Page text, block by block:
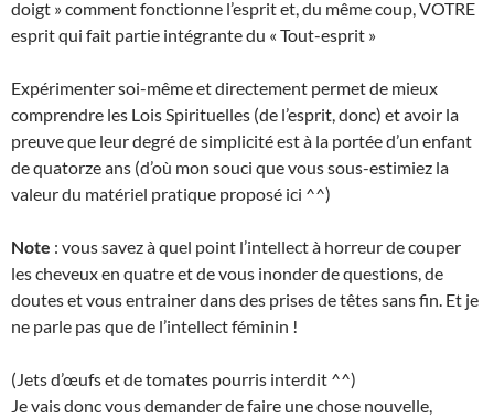
doigt » comment fonctionne l’esprit et, du même coup, VOTRE
esprit qui fait partie intégrante du « Tout-esprit »
Expérimenter soi-même et directement permet de mieux
comprendre les Lois Spirituelles (de l’esprit, donc) et avoir la
preuve que leur degré de simplicité est à la portée d’un enfant
de quatorze ans (d’où mon souci que vous sous-estimiez la
valeur du matériel pratique proposé ici ^^)
Note : vous savez à quel point l’intellect à horreur de couper
les cheveux en quatre et de vous inonder de questions, de
doutes et vous entrainer dans des prises de têtes sans fin. Et je
ne parle pas que de l’intellect féminin !
(Jets d’œufs et de tomates pourris interdit ^^)
Je vais donc vous demander de faire une chose nouvelle,